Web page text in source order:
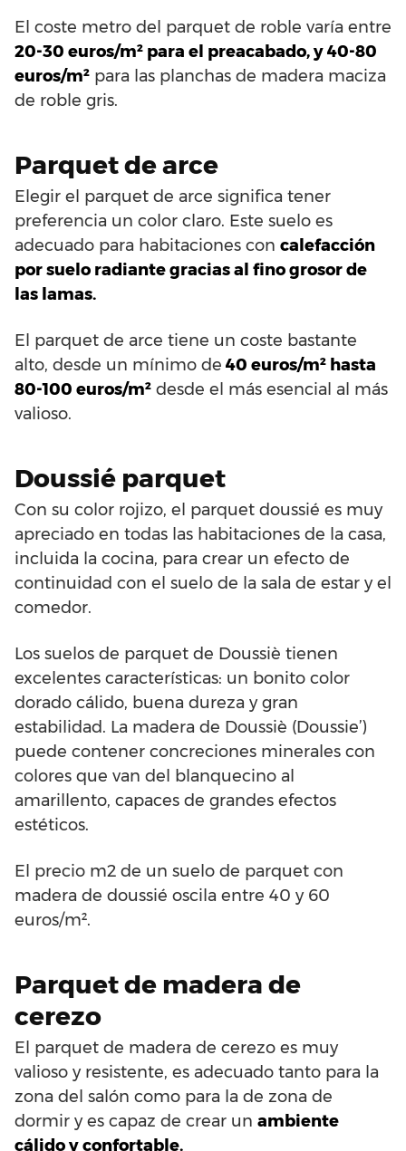
El coste metro del parquet de roble varía entre
20-30 euros/m² para el preacabado, y 40-80
euros/m² para las planchas de madera maciza
de roble gris.
Parquet de arce
Elegir el parquet de arce significa tener
preferencia un color claro. Este suelo es
adecuado para habitaciones con calefacción
por suelo radiante gracias al fino grosor de
las lamas.
El parquet de arce tiene un coste bastante
alto, desde un mínimo de 40 euros/m² hasta
80-100 euros/m² desde el más esencial al más
valioso.
Doussié parquet
Con su color rojizo, el parquet doussié es muy
apreciado en todas las habitaciones de la casa,
incluida la cocina, para crear un efecto de
continuidad con el suelo de la sala de estar y el
comedor.
Los suelos de parquet de Doussiè tienen
excelentes características: un bonito color
dorado cálido, buena dureza y gran
estabilidad. La madera de Doussiè (Doussie’)
puede contener concreciones minerales con
colores que van del blanquecino al
amarillento, capaces de grandes efectos
estéticos.
El precio m2 de un suelo de parquet con
madera de doussié oscila entre 40 y 60
euros/m².
Parquet de madera de
cerezo
El parquet de madera de cerezo es muy
valioso y resistente, es adecuado tanto para la
zona del salón como para la de zona de
dormir y es capaz de crear un ambiente
cálido y confortable.